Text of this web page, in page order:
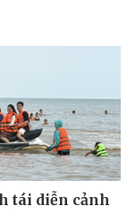
tái diễn cảnh